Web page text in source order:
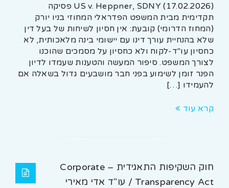
US v. Heppner, SDNY (17.02.2026) פסיקה
תקדימית מבית המשפט הפדראלי המחוזי בניו יורק
(המחוז הדרומי) קובעת: אין חסיון לשיחות של בעל דין
שלא בהנחיית עורך דינו עם יישומי בינה מלאכותית, לא
כחסיון עו"ד-לקוח ולא כחסיון על מסמכים שהוכנו
לצורך המשפט. סיפור המעשה והטענות שעמדו לדיון
הפנר זומן לשימוע בפני חבר מושבעים גדול בשאלה אם
להעמידו […]
קרא עוד
חוק השקיפות התאגידית – Corporate
Transparency Act / עו"ד אדי מאירי